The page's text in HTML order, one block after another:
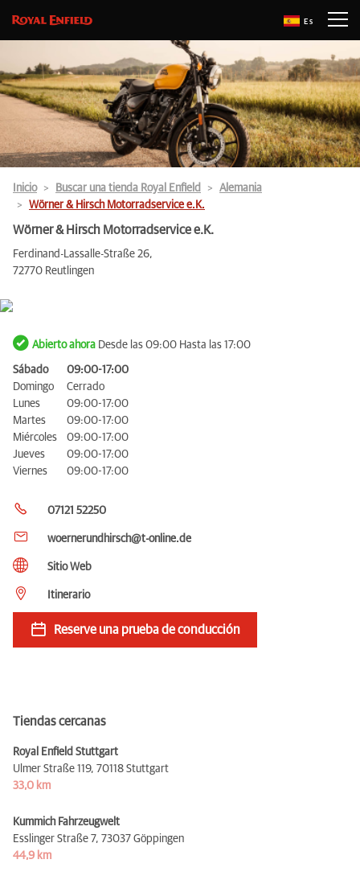
Es
Inicio Buscar una tienda Royal Enfield
Alemania
Wörner & Hirsch Motorradservice e.K.
Wörner & Hirsch Motorradservice e.K.
Ferdinand-Lassalle-Straße 26,
72770 Reutlingen
Abierto ahora Desde las 09:00 Hasta las 17:00
Sábado
09:00-17:00
Domingo
Cerrado
Lunes
09:00-17:00
Martes
09:00-17:00
Miércoles
09:00-17:00
Jueves
09:00-17:00
Viernes
09:00-17:00
07121 52250
woernerundhirsch@t-online.de
Sitio Web
Itinerario
Reserve una prueba de conducción
Tiendas cercanas
Royal Enfield Stuttgart
Ulmer Straße 119, 70118 Stuttgart
33,0 km
Kummich Fahrzeugwelt
Esslinger Straße 7, 73037 Göppingen
44,9 km